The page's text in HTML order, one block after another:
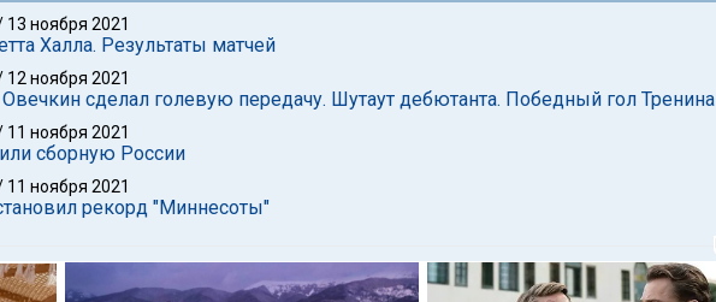
13 ноября 2021
Халла. Результаты матчей
12 ноября 2021
сделал голевую передачу. Шутаут дебютанта. Победный гол Тренина
11 ноября 2021
сборную России
11 ноября 2021
рекорд "Миннесоты"